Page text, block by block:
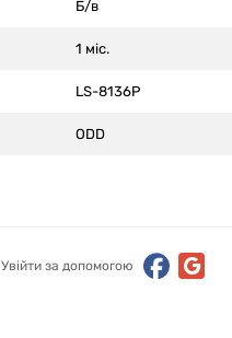
Б/в
1 міс.
LS-8136P
ODD
Увійти за допомогою